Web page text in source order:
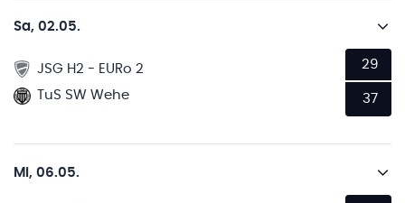
Sa, 02.05.
JSG H2 - EURo 2
TuS SW Wehe
29
37
Mi, 06.05.